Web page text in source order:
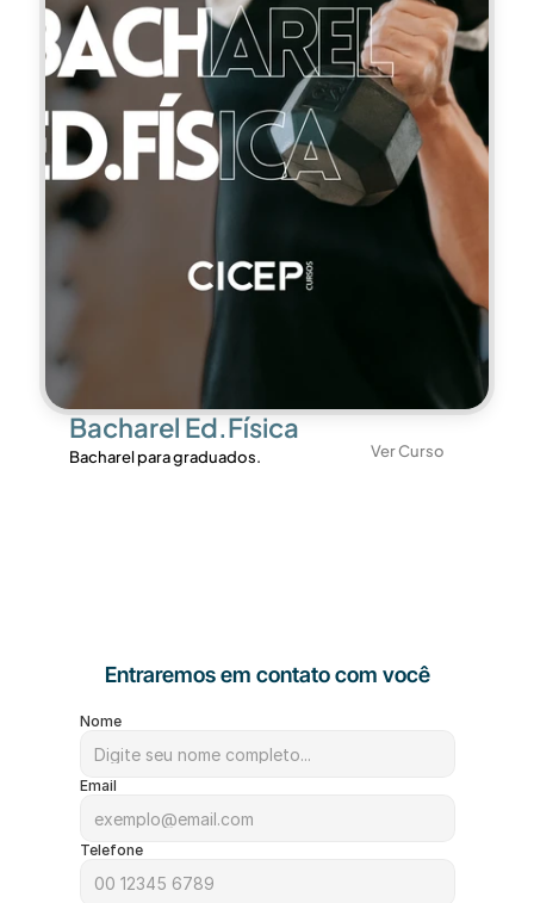
Bacharel Ed.Física
Bacharel para graduados. Ver Curso
Entraremos em contato com você
Nome
Email
Telefone